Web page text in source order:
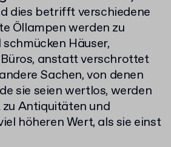
dies betrifft verschiedene
Öllampen werden zu
Häuser,
anstatt verschrottet
Sachen, von denen
sie seien wertlos, werden
Antiquitäten und
höheren Wert, als sie einst